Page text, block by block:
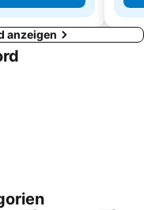
anzeigen